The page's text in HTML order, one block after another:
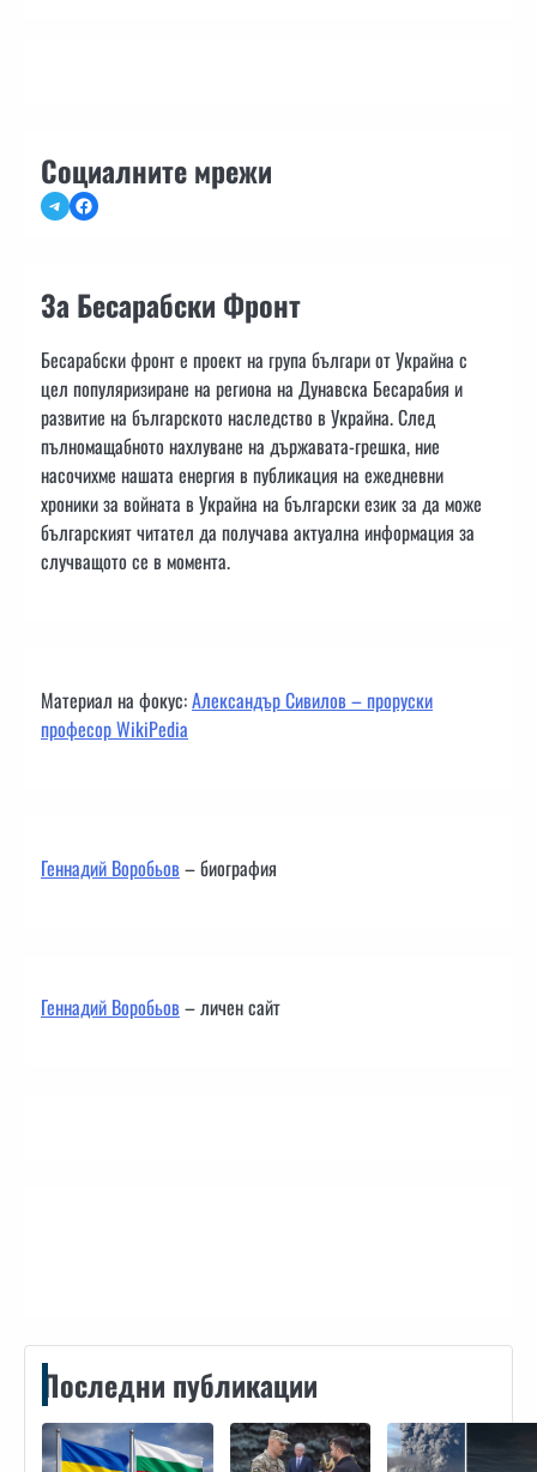
Социалните мрежи
TelegramFacebook
За Бесарабски Фронт
Бесарабски фронт е проект на група българи от Украйна с
цел популяризиране на региона на Дунавска Бесарабия и
развитие на българското наследство в Украйна. След
пълномащабното нахлуване на държавата-грешка, ние
насочихме нашата енергия в публикация на ежедневни
хроники за войната в Украйна на български език за да може
българският читател да получава актуална информация за
случващото се в момента.
Материал на фокус:Александър Сивилов – проруски
професор WikiPedia
Геннадий Воробьов– биография
Геннадий Воробьов– личен сайт
Последни публикации